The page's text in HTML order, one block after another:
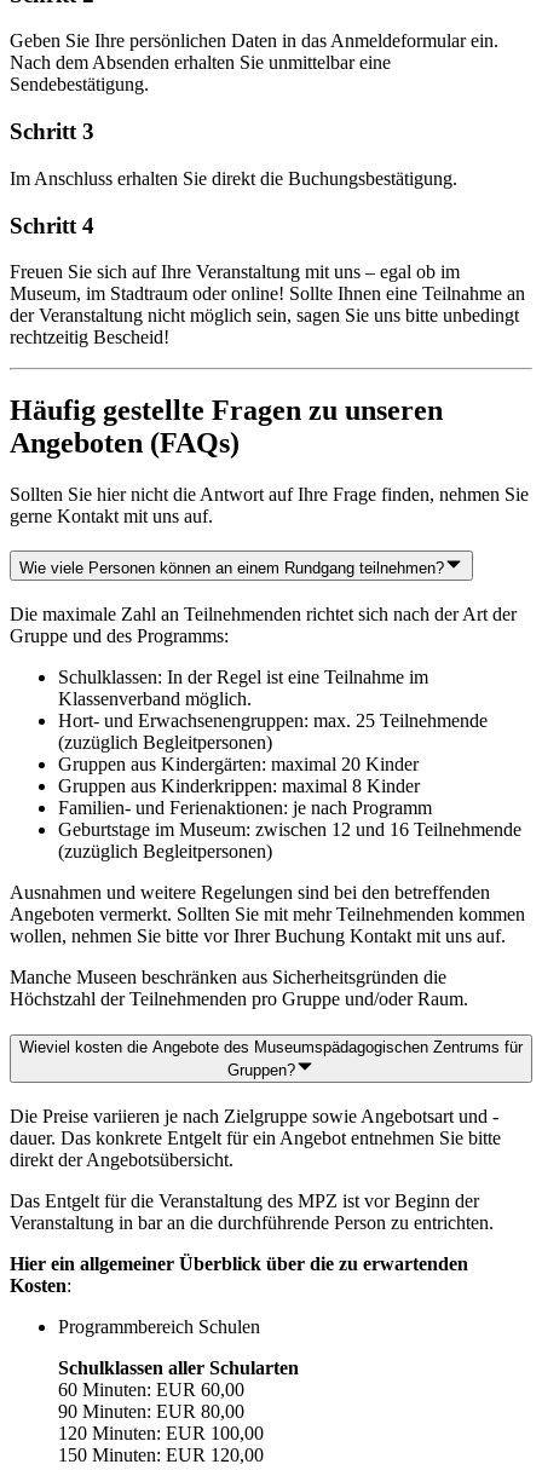
Geben Sie Ihre persönlichen Daten in das Anmeldeformular ein.
Nach dem Absenden erhalten Sie unmittelbar eine
Sendebestätigung.
Schritt 3
Im Anschluss erhalten Sie direkt die Buchungsbestätigung.
Schritt 4
Freuen Sie sich auf Ihre Veranstaltung mit uns – egal ob im
Museum, im Stadtraum oder online! Sollte Ihnen eine Teilnahme an
der Veranstaltung nicht möglich sein, sagen Sie uns bitte unbedingt
rechtzeitig Bescheid!
Häufig gestellte Fragen zu unseren
Angeboten (FAQs)
Sollten Sie hier nicht die Antwort auf Ihre Frage finden, nehmen Sie
gerne Kontakt mit uns auf.
Wie viele Personen können an einem Rundgang teilnehmen?
Die maximale Zahl an Teilnehmenden richtet sich nach der Art der
Gruppe und des Programms:
Schulklassen: In der Regel ist eine Teilnahme im
Klassenverband möglich.
Hort- und Erwachsenengruppen: max. 25 Teilnehmende
(zuzüglich Begleitpersonen)
Gruppen aus Kindergärten: maximal 20 Kinder
Gruppen aus Kinderkrippen: maximal 8 Kinder
Familien- und Ferienaktionen: je nach Programm
Geburtstage im Museum: zwischen 12 und 16 Teilnehmende
(zuzüglich Begleitpersonen)
Ausnahmen und weitere Regelungen sind bei den betreffenden
Angeboten vermerkt. Sollten Sie mit mehr Teilnehmenden kommen
wollen, nehmen Sie bitte vor Ihrer Buchung Kontakt mit uns auf.
Manche Museen beschränken aus Sicherheitsgründen die
Höchstzahl der Teilnehmenden pro Gruppe und/oder Raum.
Wieviel kosten die Angebote des Museumspädagogischen Zentrums für
Gruppen?
Die Preise variieren je nach Zielgruppe sowie Angebotsart und -
dauer. Das konkrete Entgelt für ein Angebot entnehmen Sie bitte
direkt der Angebotsübersicht.
Das Entgelt für die Veranstaltung des MPZ ist vor Beginn der
Veranstaltung in bar an die durchführende Person zu entrichten.
Hier ein allgemeiner Überblick über die zu erwartenden
Kosten:
Programmbereich Schulen
Schulklassen aller Schularten
60 Minuten: EUR 60,00
90 Minuten: EUR 80,00
120 Minuten: EUR 100,00
150 Minuten: EUR 120,00